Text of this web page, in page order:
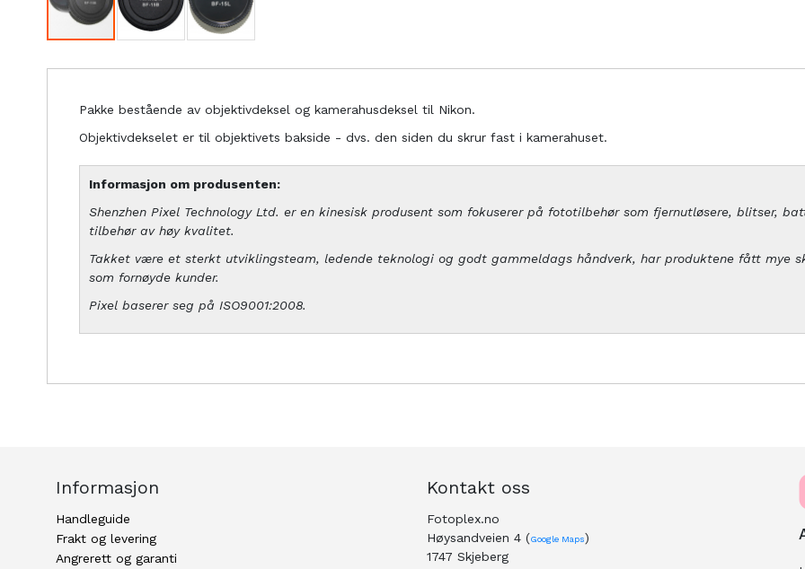
Pakke bestående av objektivdeksel og kamerahusdeksel til Nikon.
Objektivdekselet er til objektivets bakside - dvs. den siden du skrur fast i kamerahuset.
Informasjon om produsenten:
Shenzhen Pixel Technology Ltd. er en kinesisk produsent som fokuserer på fototilbehør som fjernutløsere, blitser,
tilbehør av høy kvalitet.
Takket være et sterkt utviklingsteam, ledende teknologi og godt gammeldags håndverk, har produktene fått mye
som fornøyde kunder.
Pixel baserer seg på ISO9001:2008.
Informasjon
Handleguide
Frakt og levering
Angrerett og garanti
Kontakt oss
Fotoplex.no
Høysandveien 4 (Google Maps)
1747 Skjeberg